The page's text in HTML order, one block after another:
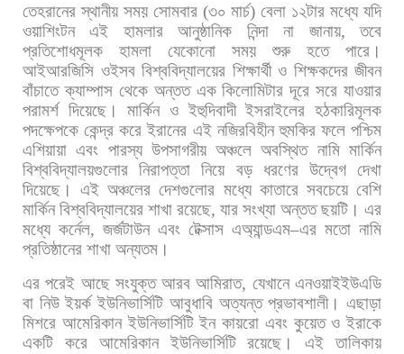
তেহরানের স্থানীয় সময় সোমবার(৩০ মার্চ)বেলা ১২টার মধ্যে যদি
ওয়াশিংটন
এই হামলার আনুষ্ঠানিক নিন্দা না জানায়,তবে
প্রতিশোধমূলক
হামলা যেকোনো সময় শুরু হতে
পারে।
আইআরজিসি ওইসব বিশ্ববিদ্যালয়ের শিক্ষার্থী ও শিক্ষকদের জীবন
বাঁচাতে ক্যাম্পাস থেকে অন্তত এক কিলোমিটার দূরে সরে যাওয়ার
পরামর্শ দিয়েছে। মার্কিন ও ইহুদিবাদী ইসরাইলের হঠকারিমূলক
পদক্ষেপকে কেন্দ্র করে ইরানের এই নজিরবিহীন হুমকির ফলে পশ্চিম
এশিয়ায়া এবং পারস্য উপসাগরীয় অঞ্চলে অবস্থিত নামি মার্কিন
বিশ্ববিদ্যালয়গুলোর নিরাপত্তা নিয়ে বড় ধরণের উদ্বেগ দেখা
দিয়েছে।
এই অঞ্চলের দেশগুলোর মধ্যে কাতারে সবচেয়ে বেশি
মার্কিন বিশ্ববিদ্যালয়ের শাখা রয়েছে, যার সংখ্যা অন্তত ছয়টি। এর
মধ্যে কর্নেল, জর্জটাউন এবং টেক্সাস এঅ্যান্ডএম–এর মতো নামি
প্রতিষ্ঠানের শাখা অন্যতম।
এর পরেই আছে সংযুক্ত আরব আমিরাত, যেখানে এনওয়াইইউএডি
বা নিউ ইয়র্ক ইউনিভার্সিটি আবুধাবি অত্যন্ত প্রভাবশালী। এছাড়া
মিশরে আমেরিকান ইউনিভার্সিটি ইন কায়রো এবং কুয়েত ও ইরাকে
একটি
করে আমেরিকান ইউনিভার্সিটি রয়েছে। এই
তালিকায়